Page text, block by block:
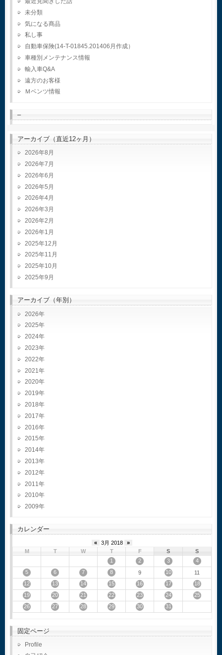
未分類
気になる商品
私し事
自動車保険(14-T-01845.201406月作成）
車種別メンテナンス情報
輸入車Q&A
遠方のお客様
Ｍベンツ情報
–
アーカイブ（直近12ヶ月）
2026年8月
2026年7月
2026年6月
2026年5月
2026年4月
2026年3月
2026年2月
2026年1月
2025年12月
2025年11月
2025年10月
2025年9月
アーカイブ（年別）
2026
2025
2024
2023
2022
2021
2020
2019
2018
2017
2016
2015
2014
2013
2012
2011
2010
2009
カレンダー
« 3月 2018
»
M
T W T F S
S
1
2 3
4
5
6 7 8 9 10
11
12
13 14 15 16 17
18
19
20 21 22 23 24
25
26
27 28 29 30 31
固定ページ
Profile